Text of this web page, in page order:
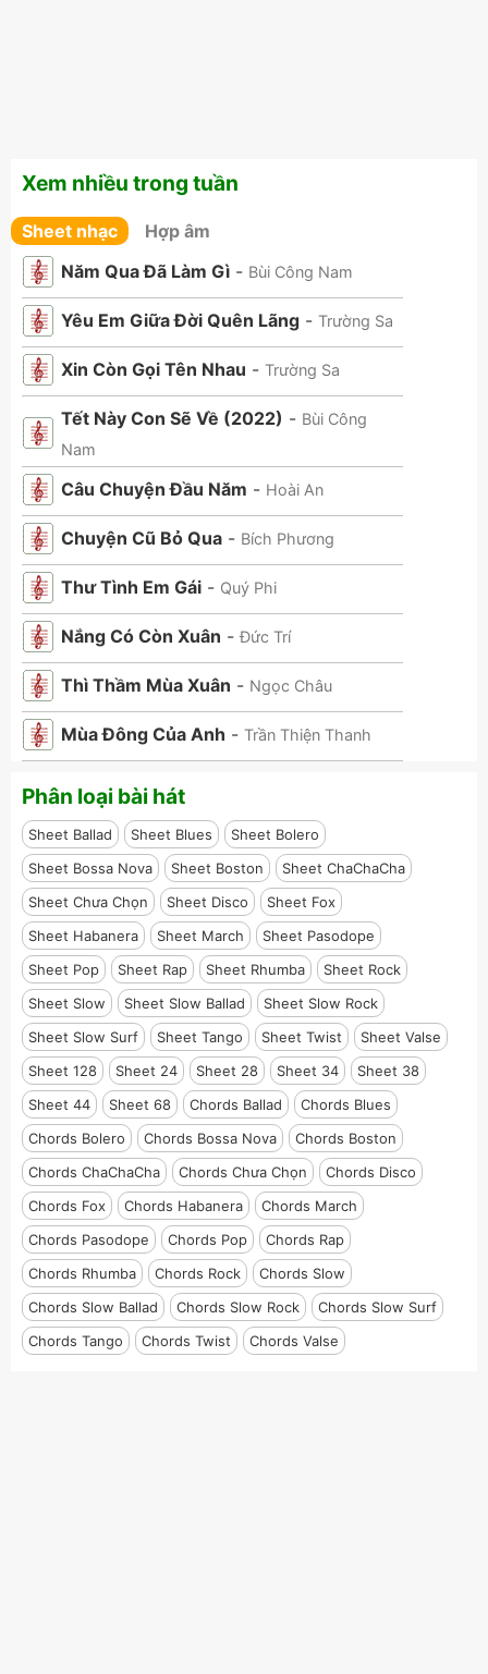
Xem nhiều trong tuần
Sheet nhạc
Hợp âm
Năm Qua Đã Làm Gì - Bùi Công Nam
Yêu Em Giữa Đời Quên Lãng - Trường Sa
Xin Còn Gọi Tên Nhau - Trường Sa
Tết Này Con Sẽ Về (2022) - Bùi Công
Nam
Câu Chuyện Đầu Năm - Hoài An
Chuyện Cũ Bỏ Qua - Bích Phương
Thư Tình Em Gái - Quý Phi
Nắng Có Còn Xuân -Đức Trí
Thì Thầm Mùa Xuân - Ngọc Châu
Mùa Đông Của Anh - Trần Thiện Thanh
Phân loại bài hát
Sheet Ballad Sheet Blues
Sheet Bolero
Sheet Bossa Nova
Sheet Boston
Sheet ChaChaCha
Sheet Chưa Chọn
Sheet Disco
Sheet Fox
Sheet Habanera
Sheet March
Sheet Pasodope
Sheet Pop
Sheet Rap Sheet Rhumba
Sheet Rock
Sheet Slow
Sheet Slow Ballad
Sheet Slow Rock
Sheet Slow Surf
Sheet Tango Sheet Twist
Sheet Valse
Sheet 128
Sheet 24 Sheet 28 Sheet 34
Sheet 38
Sheet 44
Sheet 68 Chords Ballad
Chords Blues
Chords Bolero
Chords Bossa Nova
Chords Boston
Chords ChaChaCha
Chords Chưa Chọn
Chords Disco
Chords Fox
Chords Habanera
Chords March
Chords Pasodope
Chords Pop
Chords Rap
Chords Rhumba
Chords Rock
Chords Slow
Chords Slow Ballad
Chords Slow Rock
Chords Slow Surf
Chords Tango
Chords Twist Chords Valse